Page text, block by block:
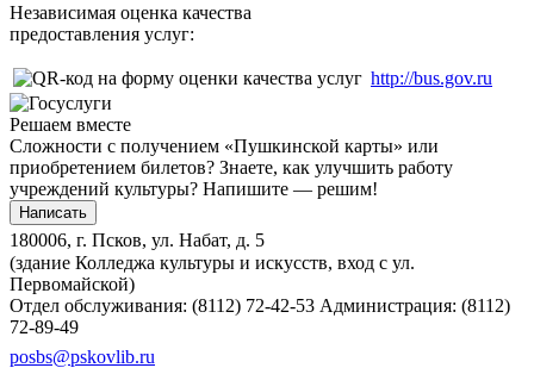
Независимая оценка качества
предоставления услуг:
http://bus.gov.ru
Решаем вместе
Сложности с получением «Пушкинской карты» или
приобретением билетов? Знаете, как улучшить работу
учреждений культуры? Напишите — решим!
Написать
180006, г. Псков, ул. Набат, д. 5
(здание Колледжа культуры и искусств, вход с ул.
Первомайской)
Отдел обслуживания: (8112) 72-42-53 Администрация: (8112)
72-89-49
posbs@pskovlib.ru